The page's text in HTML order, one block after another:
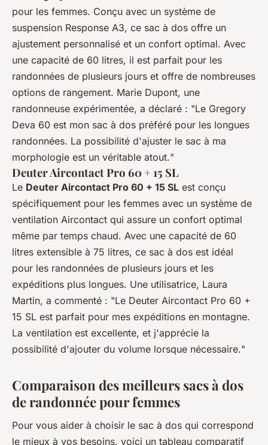
pour les femmes. Conçu avec un système de
suspension Response A3, ce sac à dos offre un
ajustement personnalisé et un confort optimal. Avec
une capacité de 60 litres, il est parfait pour les
randonnées de plusieurs jours et offre de nombreuses
options de rangement. Marie Dupont, une
randonneuse expérimentée, a déclaré : "Le Gregory
Deva 60 est mon sac à dos préféré pour les longues
randonnées. La possibilité d'ajuster le sac à ma
morphologie est un véritable atout."
Deuter Aircontact Pro 60 + 15 SL
Le Deuter Aircontact Pro 60 + 15 SL est conçu
spécifiquement pour les femmes avec un système de
ventilation Aircontact qui assure un confort optimal
même par temps chaud. Avec une capacité de 60
litres extensible à 75 litres, ce sac à dos est idéal
pour les randonnées de plusieurs jours et les
expéditions plus longues. Une utilisatrice, Laura
Martin, a commenté : "Le Deuter Aircontact Pro 60 +
15 SL est parfait pour mes expéditions en montagne.
La ventilation est excellente, et j'apprécie la
possibilité d'ajouter du volume lorsque nécessaire."
Comparaison des meilleurs sacs à dos
de randonnée pour femmes
Pour vous aider à choisir le sac à dos qui correspond
le mieux à vos besoins, voici un tableau comparatif